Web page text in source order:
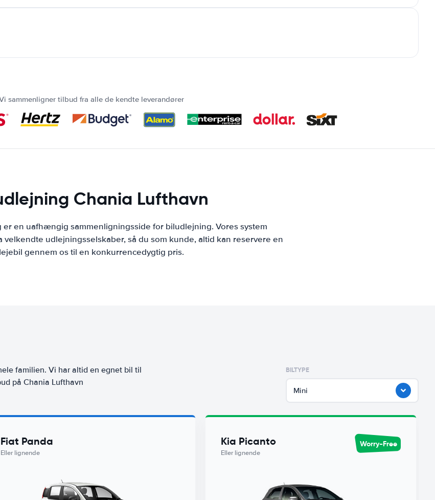
sammenligner tilbud fra alle de kendte leverandører
Chania Lufthavn
er en uafhængig sammenligningsside for biludlejning. Vores system
velkendte udlejningsselskaber, så du som kunde, altid kan reservere en
lejebil gennem os til en konkurrencedygtig pris.
familien. Vi har altid en egnet bil til
på Chania Lufthavn
BILTYPE
Mini
Fiat Panda
Eller lignende
Kia Picanto
Eller lignende
Worry-Free